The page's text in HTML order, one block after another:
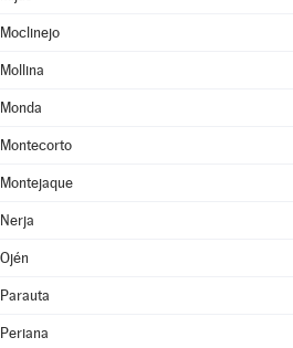
Moclinejo
Mollina
Monda
Montecorto
Montejaque
Nerja
Ojén
Parauta
Periana